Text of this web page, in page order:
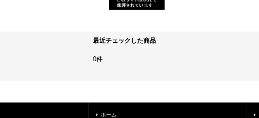
最近チェックした商品
0件
ホーム